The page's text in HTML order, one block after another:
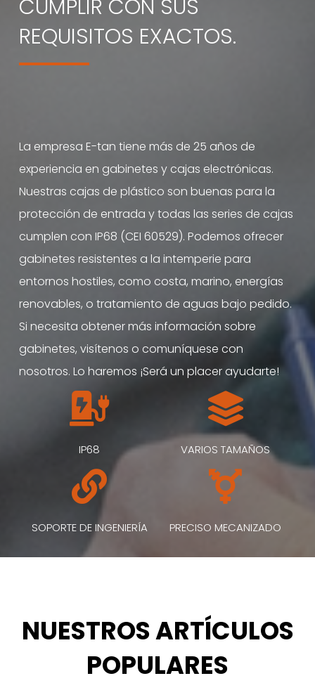
CUMPLIR CON SUS
REQUISITOS EXACTOS.
La empresa E-tan tiene más de 25 años de
experiencia en gabinetes y cajas electrónicas.
Nuestras cajas de plástico son buenas para la
protección de entrada y todas las series de cajas
cumplen con IP68 (CEI 60529). Podemos ofrecer
gabinetes resistentes a la intemperie para
entornos hostiles, como costa, marino, energías
renovables, o tratamiento de aguas bajo pedido.
Si necesita obtener más información sobre
gabinetes, visítenos o comuníquese con
nosotros. Lo haremos ¡Será un placer ayudarte!
IP68 VARIOS TAMAÑOS
SOPORTE DE INGENIERÍA PRECISO MECANIZADO
NUESTROS ARTÍCULOS
POPULARES